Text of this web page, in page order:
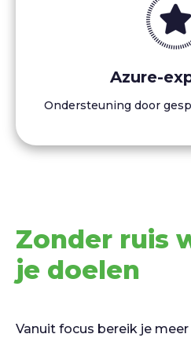
Azure-
Ondersteuning door
Zonder ruis
je doelen
Vanuit focus bereik je